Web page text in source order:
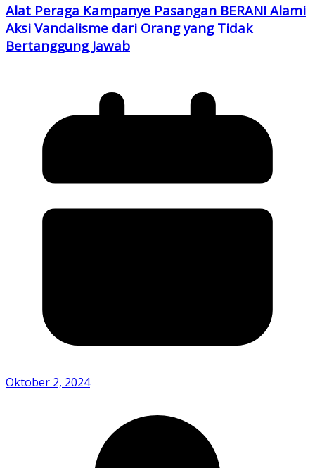
Alat Peraga Kampanye Pasangan BERANI Alami
Aksi Vandalisme dari Orang yang Tidak
Bertanggung Jawab
Oktober 2, 2024